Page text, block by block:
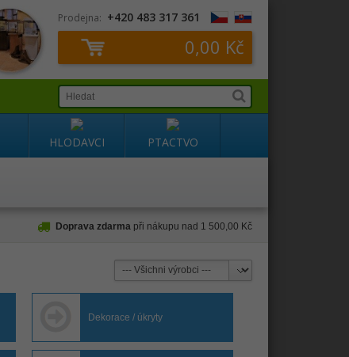
Prodejna: +420 483 317 361
0,00 Kč
HLODAVCI PTACTVO
Doprava zdarma při nákupu nad 1 500,00 Kč
Dekorace / úkryty